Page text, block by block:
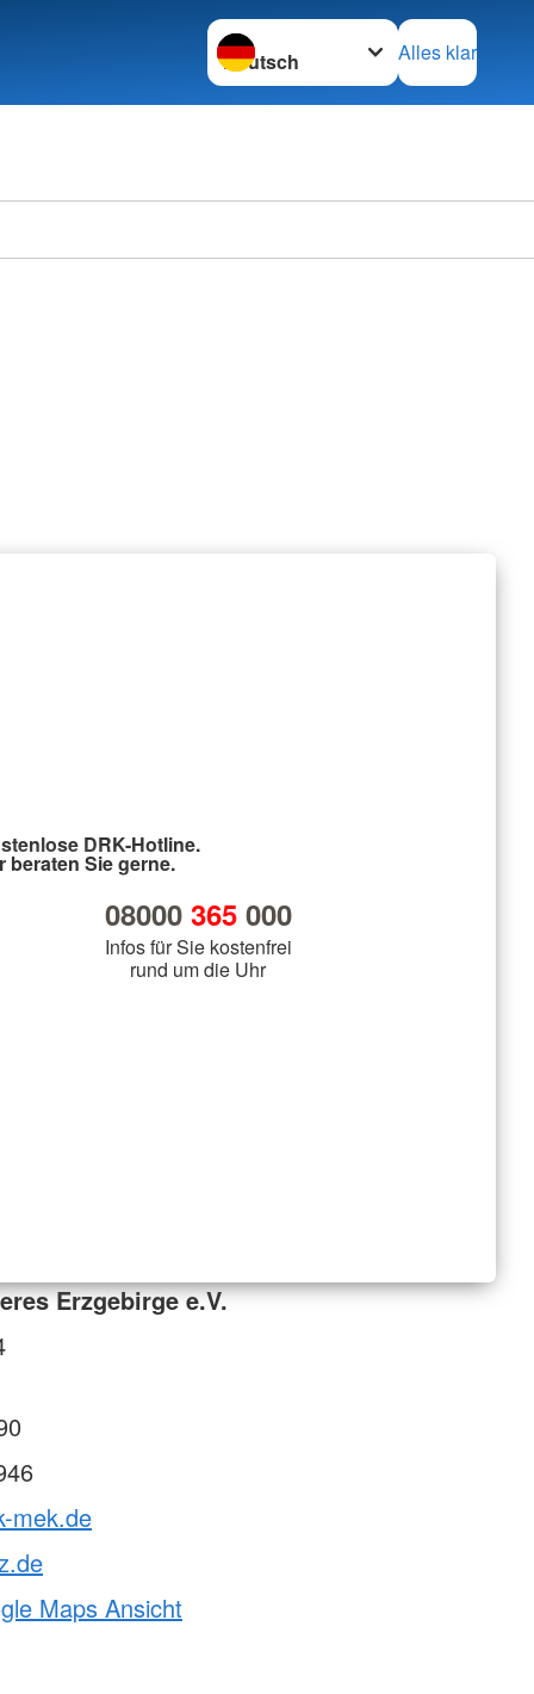
Sprache wechseln zu
Alles klar
DRK-Hotline.
beraten Sie gerne.
08000 365000
Infos für Sie kostenfrei
rund um die Uhr
Erzgebirge e.V.
mek.de
Maps Ansicht